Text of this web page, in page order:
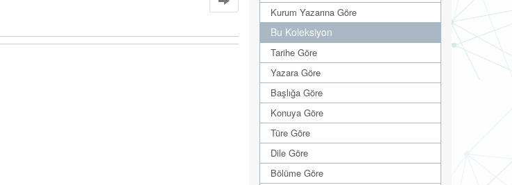
Kurum Yazarına Göre
Bu Koleksiyon
Tarihe Göre
Yazara Göre
Başlığa Göre
Konuya Göre
Türe Göre
Dile Göre
Bölüme Göre